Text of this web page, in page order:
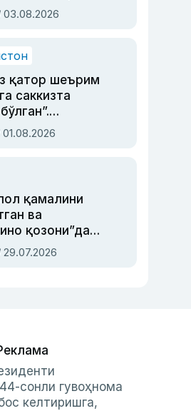
аёлга суд
03.08.2026
қатор шеърим
саккизта
Ориповни
айбловлардан
01.08.2026
қамалини
ва
қозони”дан
қаҳрамон —
армияси бош
29.07.2026
сонли гувоҳнома
келтиришга,